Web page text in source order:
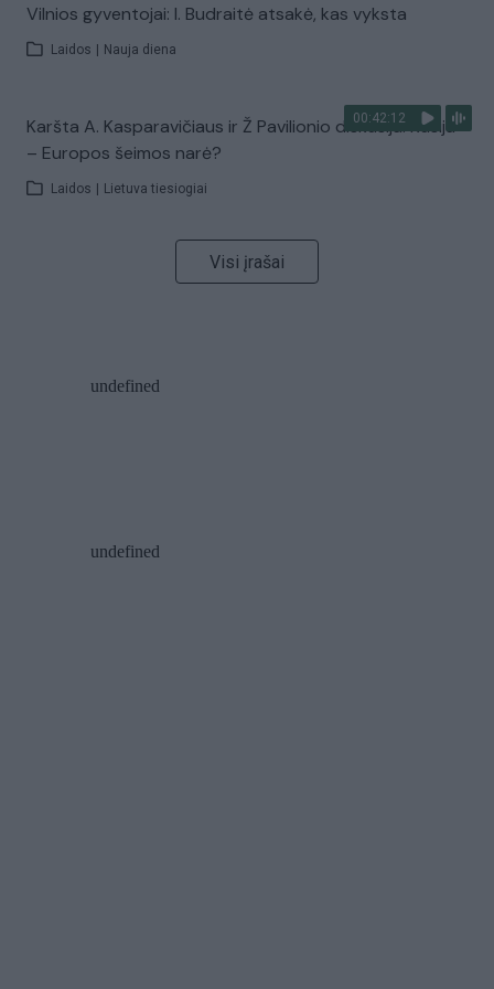
Vilnios gyventojai: I. Budraitė atsakė, kas vyksta
Laidos Nauja diena
00:42:12
Karšta A. Kasparavičiaus ir Ž Pavilionio diskusija: Rusija
– Europos šeimos narė?
Laidos Lietuva tiesiogiai
Visi įrašai